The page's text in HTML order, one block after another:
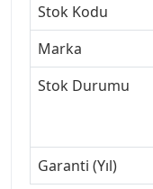
Stok Kodu
Marka
Stok Durumu
Garanti (Yıl)